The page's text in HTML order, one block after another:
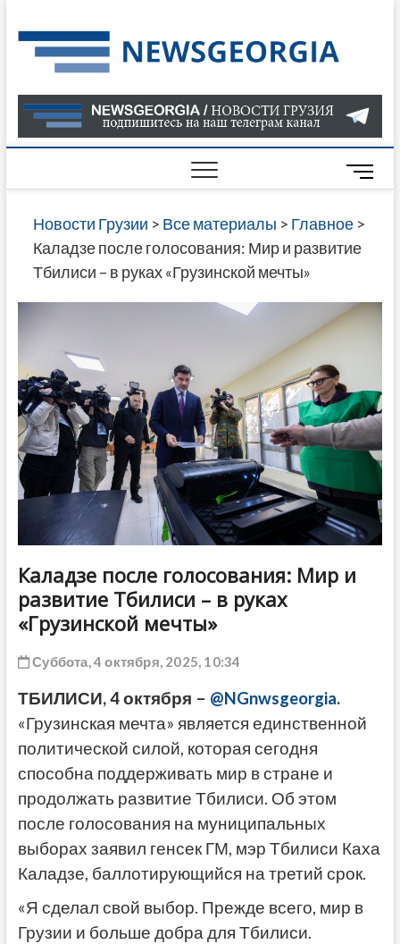
to
content
О
В
ГРУЗИИ
САЙТЕ
M
e
n
u
t
Новости Грузии > Все материалы > Главное>
Каладзе после голосования: Мир и развитие
Тбилиси – в руках «Грузинской мечты»
Каладзе после голосования: Мир и
развитие Тбилиси – в руках
«Грузинской мечты»
Суббота, 4 октября, 2025, 10:34
ТБИЛИСИ, 4 октября – @NGnwsgeorgia.
«Грузинская мечта» является единственной
политической силой, которая сегодня
способна поддерживать мир в стране и
продолжать развитие Тбилиси. Об этом
после голосования на муниципальных
выборах заявил генсек ГМ, мэр Тбилиси Каха
Каладзе, баллотирующийся на третий срок.
«Я сделал свой выбор. Прежде всего, мир в
Грузии и больше добра для Тбилиси.